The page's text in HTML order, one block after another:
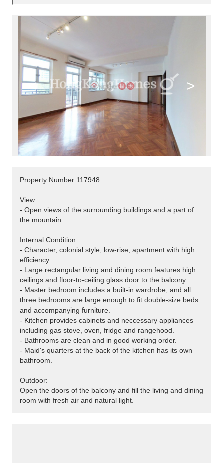
< >
Property Number:117948
View:
- Open views of the surrounding buildings and a part of
the mountain
Internal Condition:
- Character, colonial style, low-rise, apartment with high
efficiency.
- Large rectangular living and dining room features high
ceilings and floor-to-ceiling glass door to the balcony.
- Master bedroom includes a built-in wardrobe, and all
three bedrooms are large enough to fit double-size beds
and accompanying furniture.
- Kitchen provides cabinets and neccessary appliances
including gas stove, oven, fridge and rangehood.
- Bathrooms are clean and in good working order.
- Maid's quarters at the back of the kitchen has its own
bathroom.
Outdoor:
Open the doors of the balcony and fill the living and dining
room with fresh air and natural light.